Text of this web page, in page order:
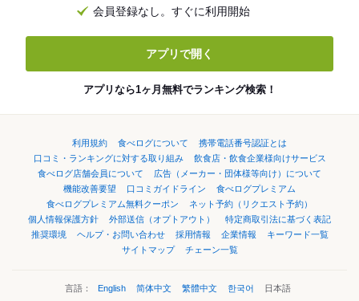
会員登録なし。すぐに利用開始
アプリで開く
アプリなら1ヶ月無料でランキング検索！
利用規約 食べログについて
携帯電話番号認証とは
口コミ・ランキングに対する取り組み
飲食店・飲食企業様向けサービス
食べログ店舗会員について
広告（メーカー・団体様等向け）について
機能改善要望
口コミガイドライン
食べログプレミアム
食べログプレミアム無料クーポン
ネット予約（リクエスト予約）
個人情報保護方針
外部送信（オプトアウト）
特定商取引法に基づく表記
推奨環境
ヘルプ・お問い合わせ 採用情報 企業情報
キーワード一覧
サイトマップ
チェーン一覧
言語： English 简体中文 繁體中文 한국어 日本語